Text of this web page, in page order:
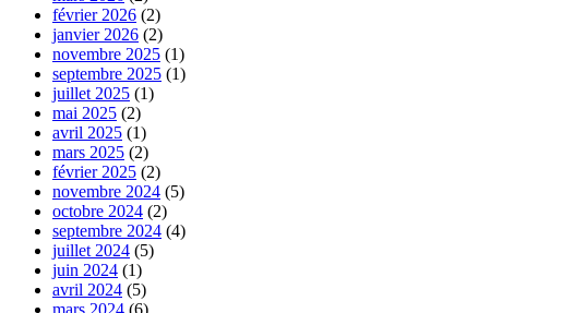
février 2026 (2)
janvier 2026 (2)
novembre 2025 (1)
septembre 2025 (1)
juillet 2025 (1)
mai 2025 (2)
avril 2025 (1)
mars 2025 (2)
février 2025 (2)
novembre 2024 (5)
octobre 2024 (2)
septembre 2024 (4)
juillet 2024 (5)
juin 2024 (1)
avril 2024 (5)
mars 2024 (6)